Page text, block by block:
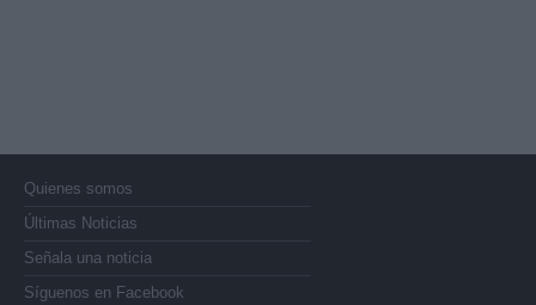
Quienes somos
Últimas Noticias
Señala una noticia
Síguenos en Facebook